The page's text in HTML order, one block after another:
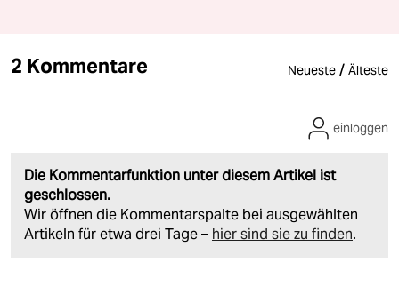
2 Kommentare Neueste / Älteste
Die Kommentarfunktion unter diesem Artikel ist
geschlossen.
Wir öffnen die Kommentarspalte bei ausgewählten
Artikeln für etwa drei Tage – hier sind sie zu finden.
einloggen